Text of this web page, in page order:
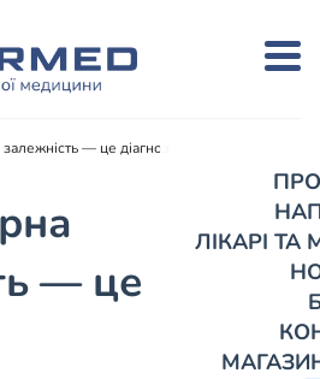
ЛІКАРІ
— це діагноз
— це